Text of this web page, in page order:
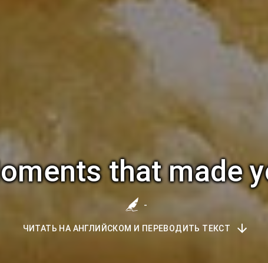
Moments that made
-
ЧИТАТЬ НА АНГЛИЙСКОМ И ПЕРЕВОДИТЬ ТЕКСТ